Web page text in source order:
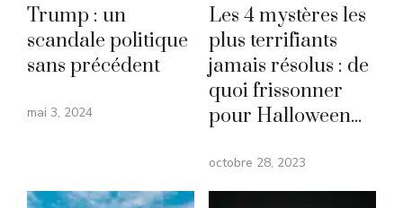
Trump : un
scandale politique
sans précédent
mai 3, 2024
Les 4 mystères les
plus terrifiants
jamais résolus : de
quoi frissonner
pour Halloween...
octobre 28, 2023